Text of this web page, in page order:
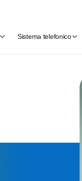
Sistema telefonico